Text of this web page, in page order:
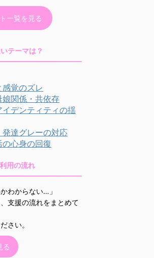
一覧を見る
テーマは？
覚のズレ
関係・共依存
イデンティティの揺
達グレーの対応
心身の回復
用の流れ
わからない…」
支援の流れをまとめて
さい。
る